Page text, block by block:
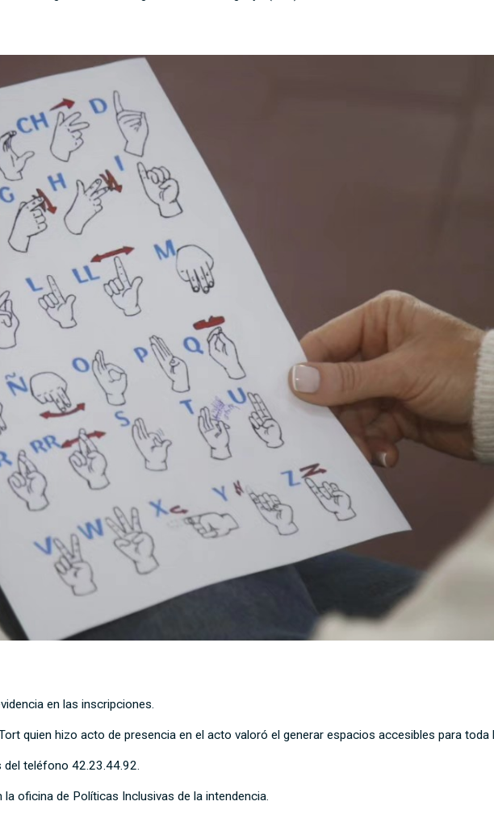
en las inscripciones.
quien hizo acto de presencia en el acto valoró el generar espacios accesibles para toda
teléfono 42.23.44.92.
oficina de Políticas Inclusivas de la intendencia.